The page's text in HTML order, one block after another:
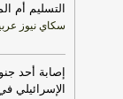
التسليم أم
سكاي نيوز
إصابة أحد
الإسرائيلي